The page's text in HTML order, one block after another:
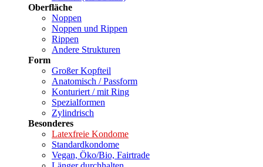
Oberfläche
Noppen
Noppen und Rippen
Rippen
Andere Strukturen
Form
Großer Kopfteil
Anatomisch / Passform
Konturiert / mit Ring
Spezialformen
Zylindrisch
Besonderes
Latexfreie Kondome
Standardkondome
Vegan, Öko/Bio, Fairtrade